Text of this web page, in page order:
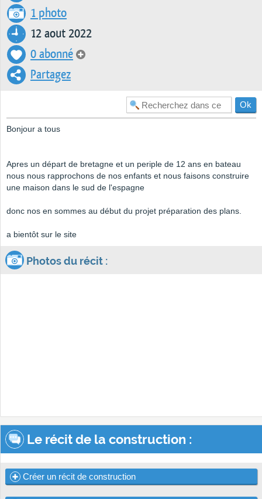
1 photo
12 aout 2022
0 abonné
Partagez
Bonjour a tous
Apres un départ de bretagne et un periple de 12 ans en bateau
nous nous rapprochons de nos enfants et nous faisons construire
une maison dans le sud de l'espagne
donc nos en sommes au début du projet préparation des plans.
a bientôt sur le site
Photos du récit :
Le récit de la construction :
Créer un récit de construction